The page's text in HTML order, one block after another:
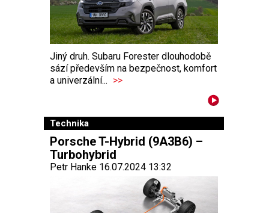
Jiný druh. Subaru Forester dlouhodobě
sází především na bezpečnost, komfort
a univerzální... >>
Technika
Porsche T-Hybrid (9A3B6) –
Turbohybrid
Petr Hanke 16.07.2024 13:32